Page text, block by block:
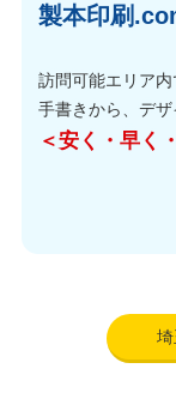
製本印刷
訪問可能エリア
手書きから、デザ
＜安く・早く